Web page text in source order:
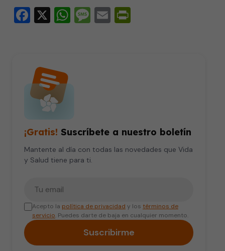
Facebook
X WhatsApp
Message
Email
¡Gratis! Suscríbete a nuestro boletín
Mantente al día con todas las novedades que Vida
y Salud tiene para ti.
Acepto la política de privacidad y los términos de
servicio. Puedes darte de baja en cualquier momento.
Suscribirme